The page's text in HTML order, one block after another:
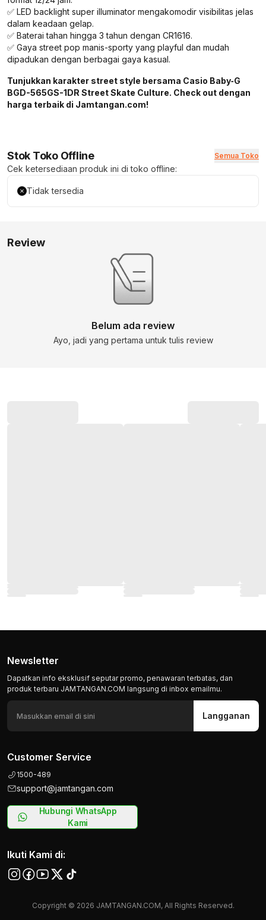
Newsletter
Dapatkan info eksklusif seputar promo, penawaran terbatas, dan
produk terbaru JAMTANGAN.COM langsung di inbox emailmu.
Langganan
Customer Service
1500-489
support@jamtangan.com
Hubungi WhatsApp
Kami
Ikuti Kami di:
Copyright © 2026 JAMTANGAN.COM, All Rights Reserved.
✅ LED backlight super illuminator mengakomodir visibilitas jelas
dalam keadaan gelap.
✅ Baterai tahan hingga 3 tahun dengan CR1616.
✅ Gaya street pop manis-sporty yang playful dan mudah
dipadukan dengan berbagai gaya kasual.
Tunjukkan karakter street style bersama Casio Baby‑G
BGD-565GS-1DR Street Skate Culture. Check out dengan
harga terbaik di Jamtangan.com!
Stok Toko Offline Semua Toko
Cek ketersediaan produk ini di toko offline:
Tidak tersedia
Review
Belum ada review
Ayo, jadi yang pertama untuk tulis review